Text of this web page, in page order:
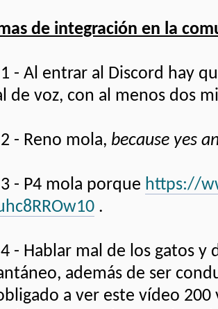
de integración en la
- Al entrar al Discord hay
de voz, con al menos dos
- Reno mola, because yes
- P4 mola porque https://
.
- Hablar mal de los gatos y
además de ser
a ver este vídeo 200